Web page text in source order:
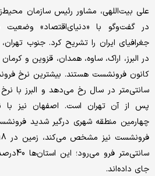
علی بیت‌‌اللهی، مشاور رئیس سازمان
در گفت‌‌وگو با «دنیای‌اقتصاد»
جغرافیای ایران را تشریح کرد. جنوب
در البرز، اراک، ساوه، همدان، قزوین و
چهارمین منطقه شهری درگیر شدید
جای داده‌‌اند.